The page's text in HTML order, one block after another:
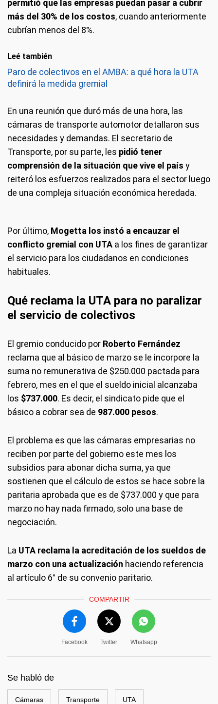
permitió que las empresas puedan pasar a cubrir
más del 30% de los costos, cuando anteriormente
cubrían menos del 8%.
Leé también
Paro de colectivos en el AMBA: a qué hora la UTA
definirá la medida gremial
En una reunión que duró más de una hora, las
cámaras de transporte automotor detallaron sus
necesidades y demandas. El secretario de
Transporte, por su parte, les pidió tener
comprensión de la situación que vive el país y
reiteró los esfuerzos realizados para el sector luego
de una compleja situación económica heredada.
Por último, Mogetta los instó a encauzar el
conflicto gremial con UTA a los fines de garantizar
el servicio para los ciudadanos en condiciones
habituales.
Qué reclama la UTA para no paralizar
el servicio de colectivos
El gremio conducido por Roberto Fernández
reclama que al básico de marzo se le incorpore la
suma no remunerativa de $250.000 pactada para
febrero, mes en el que el sueldo inicial alcanzaba
los $737.000. Es decir, el sindicato pide que el
básico a cobrar sea de 987.000 pesos.
El problema es que las cámaras empresarias no
reciben por parte del gobierno este mes los
subsidios para abonar dicha suma, ya que
sostienen que el cálculo de estos se hace sobre la
paritaria aprobada que es de $737.000 y que para
marzo no hay nada firmado, solo una base de
negociación.
La UTA reclama la acreditación de los sueldos de
marzo con una actualización haciendo referencia
al artículo 6° de su convenio paritario.
COMPARTIR
Facebook Twitter Whatsapp
Se habló de
Cámaras Transporte UTA